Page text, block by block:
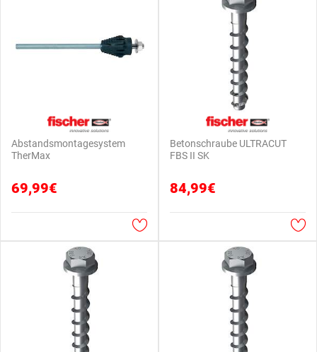
Abstandsmontagesystem
TherMax
69,99€
Betonschraube ULTRACUT
FBS II SK
84,99€